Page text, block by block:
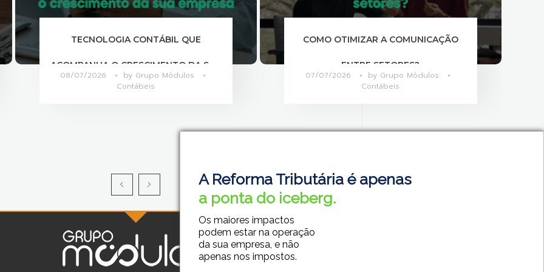
A Reforma Tributária é apenas
a ponta do iceberg.
Os maiores impactos
podem estar na operação
da sua empresa, e não
apenas nos impostos.
COMO OTIMIZAR A COMUNICAÇÃO
ENTRE SETORES?
07/07/2026
by Grupo Módulos
Contábeis
O QUE DIFERENCIA ÁREAS CONTÁBEIS
MAIS PRODUTIVAS?
06/07/2026
by Grupo Módulos
Contábeis